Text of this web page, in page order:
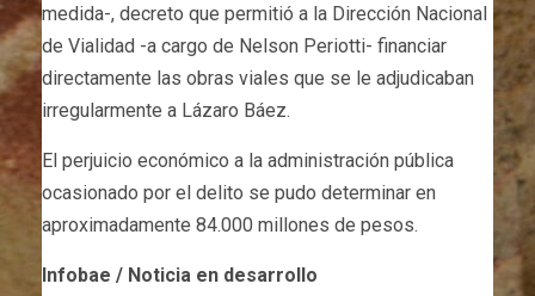
medida-, decreto que permitió a la Dirección Nacional
de Vialidad -a cargo de Nelson Periotti- financiar
directamente las obras viales que se le adjudicaban
irregularmente a Lázaro Báez.
El perjuicio económico a la administración pública
ocasionado por el delito se pudo determinar en
aproximadamente 84.000 millones de pesos.
Infobae / Noticia en desarrollo